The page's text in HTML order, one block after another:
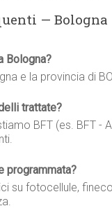
— Bologna
Bologna?
e la provincia di
trattate?
BFT (es. BFT -
programmata?
su fotocellule,